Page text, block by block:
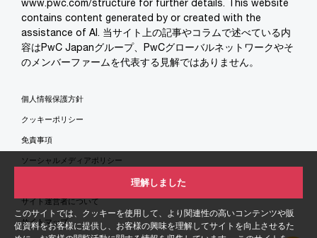
このサイトでは、クッキーを使用して、より関連性の高いコンテンツや販
促資料をお客様に提供し、お客様の興味を理解してサイトを向上させるた
理解しました
contains content generated by or created with the
assistance of AI. 当サイト上の記事やコラムで述べている内
容はPwC Japanグループ、PwCグローバルネットワークやそ
のメンバーファームを代表する見解ではありません。
個人情報保護方針
クッキーポリシー
免責事項
ソーシャルメディアポリシー
サイト運営者について
サイトマップ